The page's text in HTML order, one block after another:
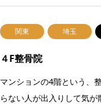
関東 埼玉
４F整骨院
マンションの4階という、
らない人が出入りして気